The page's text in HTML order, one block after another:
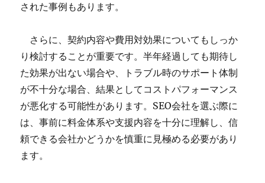
された事例もあります。
さらに、契約内容や費用対効果についてもしっか
り検討することが重要です。半年経過しても期待し
た効果が出ない場合や、トラブル時のサポート体制
が不十分な場合、結果としてコストパフォーマンス
が悪化する可能性があります。SEO会社を選ぶ際に
は、事前に料金体系や支援内容を十分に理解し、信
頼できる会社かどうかを慎重に見極める必要があり
ます。